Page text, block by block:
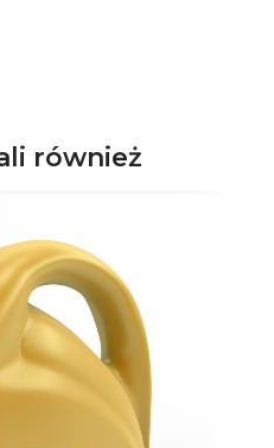
również